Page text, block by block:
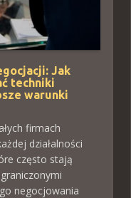
Jak
techniki
warunki
firmach
działalności
często stają
negocjowania